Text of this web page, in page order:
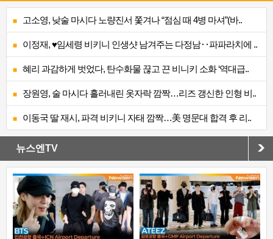
고소영, 낮술 마시다 노량진서 쫓겨나 “점심 때 4병 마셔”(바..
이정재, ♥임세령 비키니 인생샷 남겨주는 다정남‥파파라치에 ..
혜리 과감하게 벗었다, 탄수화물 끊고 끈 비니키 소화 ‘역대급..
장원영, 술 마시다 흘러내린 옷자락 깜짝…리즈 갱신한 인형 비..
이동국 딸 재시, 파격 비키니 자태 깜짝…美 명문대 합격 후 리..
뉴스엔TV